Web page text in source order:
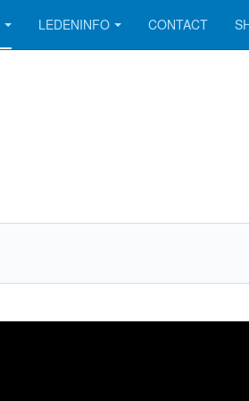
LEDENINFO CONTACT